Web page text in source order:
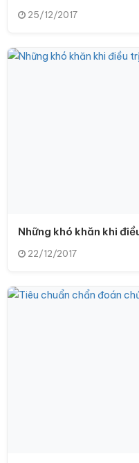
25/12/2017
Những khó khăn khi
22/12/2017